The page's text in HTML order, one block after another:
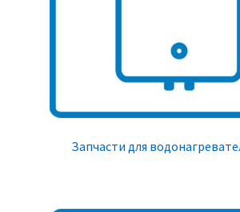
Запчасти для